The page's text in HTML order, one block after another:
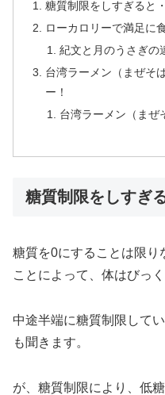
糖質制限をしすぎると
ローカロリーで満足に
紀文と月のうさぎの
台湾ラーメン（まぜそ
ー！
台湾ラーメン（まぜ
糖質制限をしすぎ
糖質を0にすることは限り
ことによって、体はびっく
中途半端に糖質制限して
も聞きます。
が、糖質制限により、低